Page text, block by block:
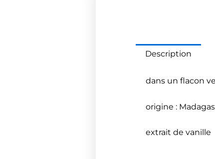
Description
dans un flacon
origine :
extrait de vanille